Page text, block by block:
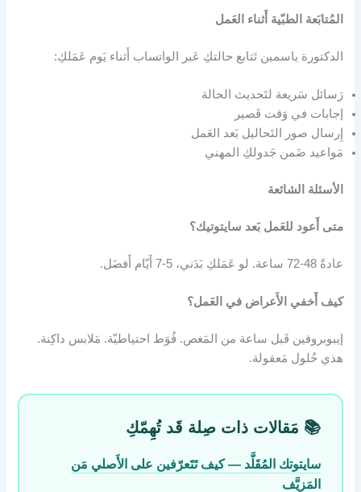
المُتابَعة الطبّية أَثناء العَمل
الدكتورة ياسمين تَتابع حالتكِ عَبر الواتساب أَثناء يَوم عَمَلكِ:
رَسائل سَريعة لتَحديث الحالة
إجابات في وَقت قَصير
إِرسال صور التَحاليل بَعد العَمل
مَواعيد ضَمن جَدولكِ المهني
الأسئلة الشائعة
متى أَعود للعَمل بَعد سايتوتيك؟
عادةً 48-72 ساعة. لو عَمَلكِ بَدَني، 5-7 أَيّام أَفضَل.
كيف أَخفي الأَعراض في العَمل؟
إيبوبروفين قَبل ساعة من المَغص. فُوَط احتياطيّة. مَلابس داكِنة.
هذي حُلول مَعقولة.
📚 مَقالات ذات صِلة قَد تُهِمّكِ
سايتوتك المُقَلَّد — كيف تَتَعرّفين على الأَصلي مَن
المَزيَّف